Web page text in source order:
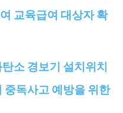
교육급여 대상자 확
소 경보기 설치위치
중독사고 예방을 위한